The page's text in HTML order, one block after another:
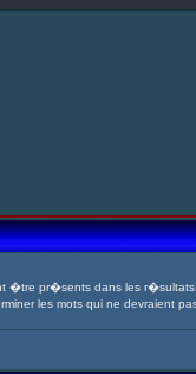
�tre pr�sents dans les r�sultats,
les mots qui ne devraient